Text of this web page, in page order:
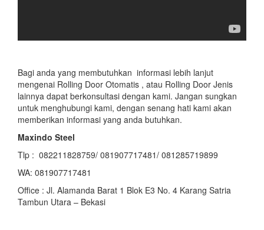
Bagi anda yang membutuhkan informasi lebih lanjut
mengenai Rolling Door Otomatis , atau Rolling Door Jenis
lainnya dapat berkonsultasi dengan kami. Jangan sungkan
untuk menghubungi kami, dengan senang hati kami akan
memberikan informasi yang anda butuhkan.
Maxindo Steel
Tlp : 082211828759/ 081907717481/ 081285719899
WA: 081907717481
Office : Jl. Alamanda Barat 1 Blok E3 No. 4 Karang Satria
Tambun Utara – Bekasi